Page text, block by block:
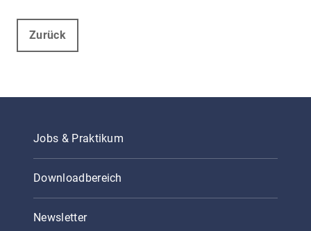
Zurück
Jobs & Praktikum
Downloadbereich
Newsletter